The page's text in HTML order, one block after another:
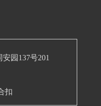
园137号201
扣